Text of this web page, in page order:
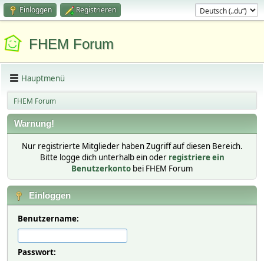
Einloggen Registrieren
FHEM Forum
Hauptmenü
FHEM Forum
Warnung!
Nur registrierte Mitglieder haben Zugriff auf diesen Bereich.
Bitte logge dich unterhalb ein oder registriere ein
Benutzerkonto bei FHEM Forum
Einloggen
Benutzername:
Passwort: